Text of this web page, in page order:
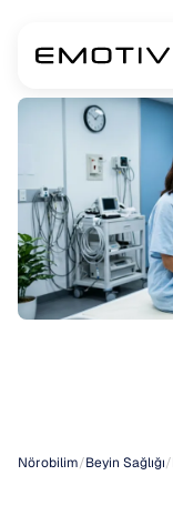
Nörobilim/Beyin Sağlığı/